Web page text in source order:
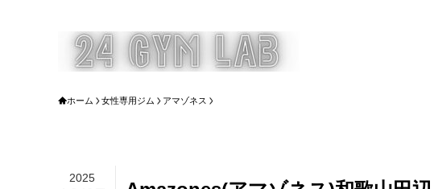
ホーム 女性専用ジム アマゾネス
2025